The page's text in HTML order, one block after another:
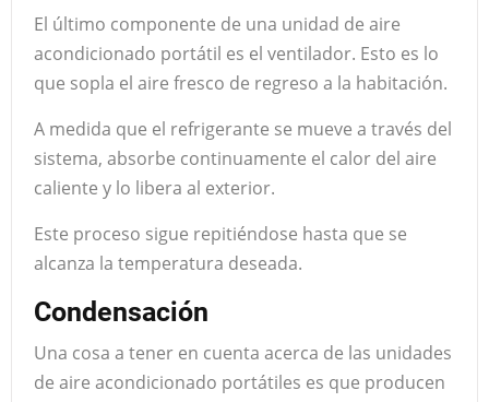
El último componente de una unidad de aire
acondicionado portátil es el ventilador. Esto es lo
que sopla el aire fresco de regreso a la habitación.
A medida que el refrigerante se mueve a través del
sistema, absorbe continuamente el calor del aire
caliente y lo libera al exterior.
Este proceso sigue repitiéndose hasta que se
alcanza la temperatura deseada.
Condensación
Una cosa a tener en cuenta acerca de las unidades
de aire acondicionado portátiles es que producen